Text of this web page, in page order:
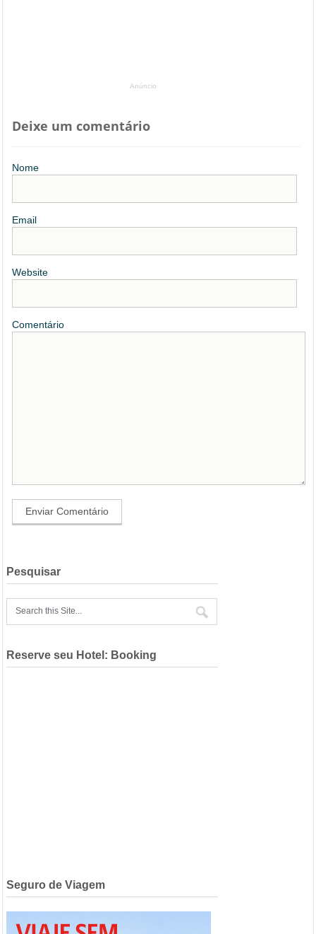
Anúncio
Deixe um comentário
Nome
Email
Website
Comentário
Pesquisar
Reserve seu Hotel: Booking
Seguro de Viagem